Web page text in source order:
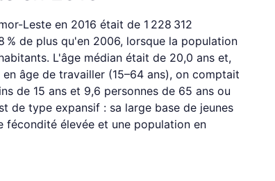
Leste en 2016 était de 1 228 312
% de plus qu'en 2006, lorsque la population
L'âge médian était de 20,0 ans et,
âge de travailler (15–64 ans), on comptait
de 15 ans et 9,6 personnes de 65 ans ou
de type expansif : sa large base de jeunes
fécondité élevée et une population en